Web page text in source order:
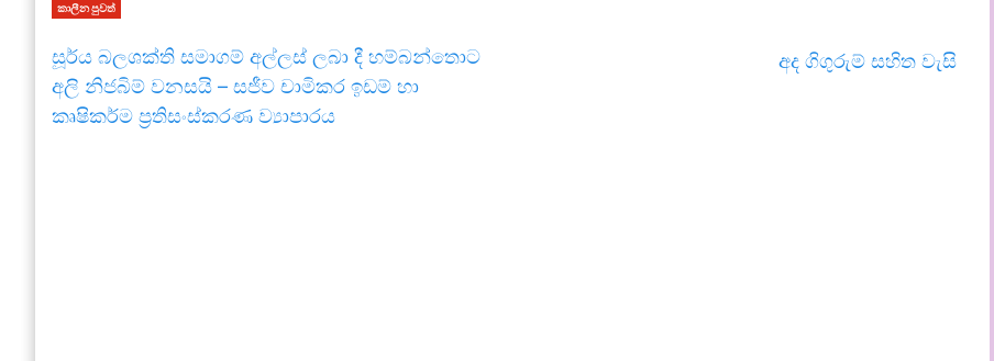
කාලීන පුවත්
සූර්ය බලශක්ති සමාගම් අල්ලස් ලබා දී හම්බන්තොට
අලි නිජබිම් වනසයි – සජීව චාමිකර ඉඩම් හා
කෘෂිකර්ම ප්‍රතිසංස්කරණ ව්‍යාපාරය
අද ගිගුරුම් සහිත වැසි